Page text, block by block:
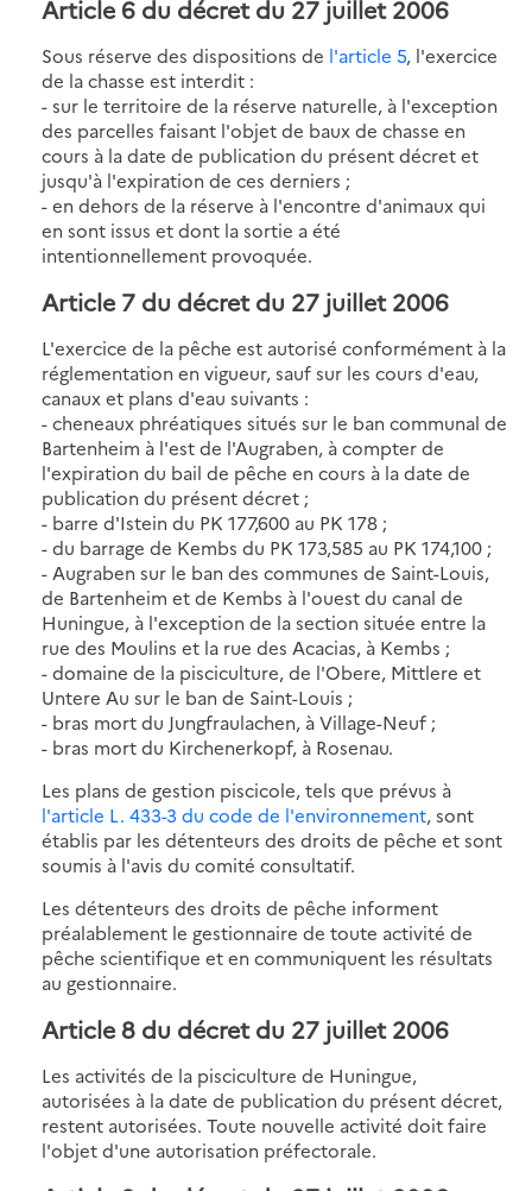
Article 6 du décret du 27 juillet 2006
Sous réserve des dispositions de l'article 5, l'exercice
de la chasse est interdit :
- sur le territoire de la réserve naturelle, à l'exception
des parcelles faisant l'objet de baux de chasse en
cours à la date de publication du présent décret et
jusqu'à l'expiration de ces derniers ;
- en dehors de la réserve à l'encontre d'animaux qui
en sont issus et dont la sortie a été
intentionnellement provoquée.
Article 7 du décret du 27 juillet 2006
L'exercice de la pêche est autorisé conformément à la
réglementation en vigueur, sauf sur les cours d'eau,
canaux et plans d'eau suivants :
- cheneaux phréatiques situés sur le ban communal de
Bartenheim à l'est de l'Augraben, à compter de
l'expiration du bail de pêche en cours à la date de
publication du présent décret ;
- barre d'Istein du PK 177,600 au PK 178 ;
- du barrage de Kembs du PK 173,585 au PK 174,100 ;
- Augraben sur le ban des communes de Saint-Louis,
de Bartenheim et de Kembs à l'ouest du canal de
Huningue, à l'exception de la section située entre la
rue des Moulins et la rue des Acacias, à Kembs ;
- domaine de la pisciculture, de l'Obere, Mittlere et
Untere Au sur le ban de Saint-Louis ;
- bras mort du Jungfraulachen, à Village-Neuf ;
- bras mort du Kirchenerkopf, à Rosenau.
Les plans de gestion piscicole, tels que prévus à
l'article L. 433-3 du code de l'environnement, sont
établis par les détenteurs des droits de pêche et sont
soumis à l'avis du comité consultatif.
Les détenteurs des droits de pêche informent
préalablement le gestionnaire de toute activité de
pêche scientifique et en communiquent les résultats
au gestionnaire.
Article 8 du décret du 27 juillet 2006
Les activités de la pisciculture de Huningue,
autorisées à la date de publication du présent décret,
restent autorisées. Toute nouvelle activité doit faire
l'objet d'une autorisation préfectorale.